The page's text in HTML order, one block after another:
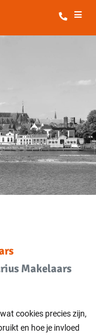
Makelaars
cookies precies zijn,
en hoe je invloed